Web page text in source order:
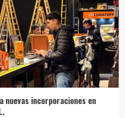
nuevas incorporaciones en